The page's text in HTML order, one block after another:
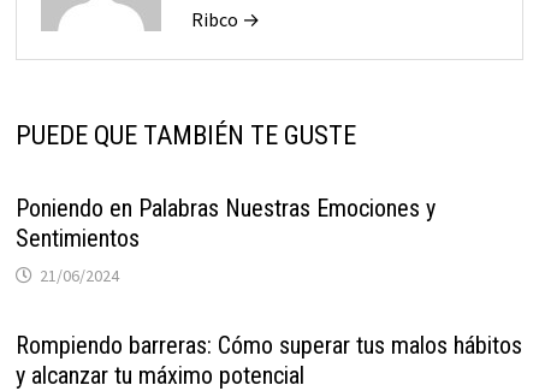
Ribco →
PUEDE QUE TAMBIÉN TE GUSTE
Poniendo en Palabras Nuestras Emociones y
Sentimientos
21/06/2024
Rompiendo barreras: Cómo superar tus malos hábitos
y alcanzar tu máximo potencial